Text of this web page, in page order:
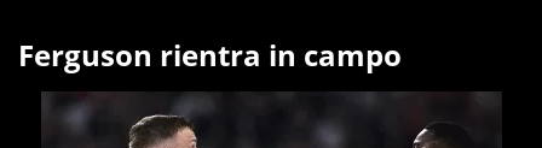
Ferguson rientra in campo